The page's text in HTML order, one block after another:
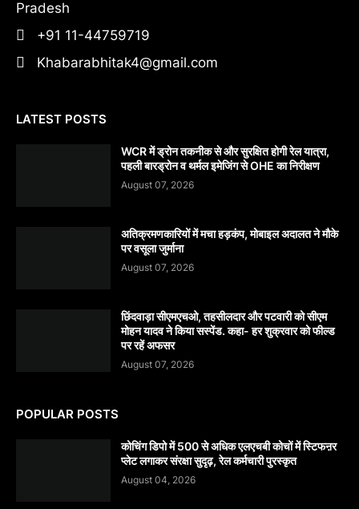
Pradesh
+91 11-44759719
Khabarabhitak4@gmail.com
LATEST POSTS
WCR में ड्रोन तकनीक से और सुरक्षित होगी रेल यात्रा,
पहली बारड्रोन व थर्मल इमेजिंग से OHE का निरीक्षण
August 07, 2026
अतिक्रमणकारियों में मचा हड़कंप, मोबाइल अदालत ने मौके
पर वसूला जुर्माना
August 07, 2026
छिंदवाड़ा सीएमएचओ, तहसीलदार और पटवारी को सीएम
मोहन यादव ने किया सस्पेंड. कहा- हर शुक्रवार को फील्ड
पर रहें अफसर
August 07, 2026
POPULAR POSTS
कोचिंग डिपो में 500 से अधिक एलएचबी कोचों में स्टिफऩर
प्लेट लगाकर संरक्षा सुदृढ़, रेल कर्मचारी पुरस्कृत
August 04, 2026